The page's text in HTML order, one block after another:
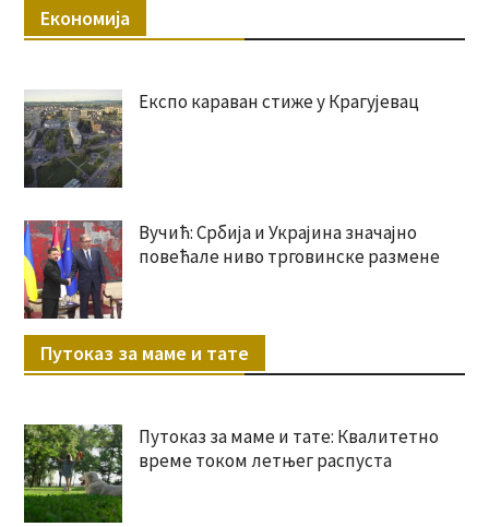
Економија
Експо караван стиже у Крагујевац
Вучић: Србија и Украјина значајно
повећале ниво трговинске размене
Путоказ за маме и тате
Путоказ за маме и тате: Квалитетно
време током летњег распуста